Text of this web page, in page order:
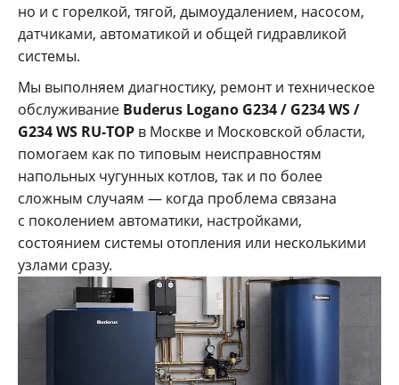
но и с горелкой, тягой, дымоудалением, насосом,
датчиками, автоматикой и общей гидравликой
системы.
Мы выполняем диагностику, ремонт и техническое
обслуживание Buderus Logano G234 / G234 WS /
G234 WS RU-TOP в Москве и Московской области,
помогаем как по типовым неисправностям
напольных чугунных котлов, так и по более
сложным случаям — когда проблема связана
с поколением автоматики, настройками,
состоянием системы отопления или несколькими
узлами сразу.